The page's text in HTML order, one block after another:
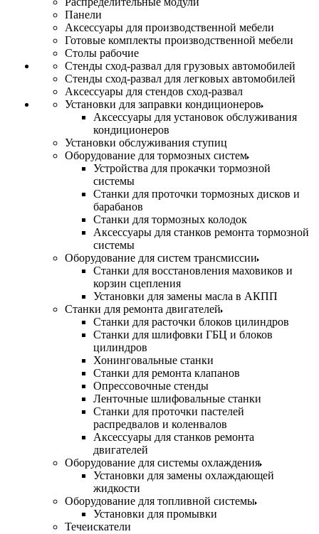
Панели
Аксессуары для производственной мебели
Готовые комплекты производственной мебели
Столы рабочие
Стенды сход-развал для грузовых автомобилей
Стенды сход-развал для легковых автомобилей
Аксессуары для стендов сход-развал
Установки для заправки кондиционеров
Аксессуары для установок обслуживания
кондиционеров
Установки обслуживания ступиц
Оборудование для тормозных систем
Устройства для прокачки тормозной
системы
Станки для проточки тормозных дисков и
барабанов
Станки для тормозных колодок
Аксессуары для станков ремонта тормозной
системы
Оборудование для систем трансмиссии
Станки для восстановления маховиков и
корзин сцепления
Установки для замены масла в АКПП
Станки для ремонта двигателей
Станки для расточки блоков цилиндров
Станки для шлифовки ГБЦ и блоков
цилиндров
Хонинговальные станки
Станки для ремонта клапанов
Опрессовочные стенды
Ленточные шлифовальные станки
Станки для проточки пастелей
распредвалов и коленвалов
Аксессуары для станков ремонта
двигателей
Оборудование для системы охлаждения
Установки для замены охлаждающей
жидкости
Оборудование для топливной системы
Установки для промывки
Течеискатели